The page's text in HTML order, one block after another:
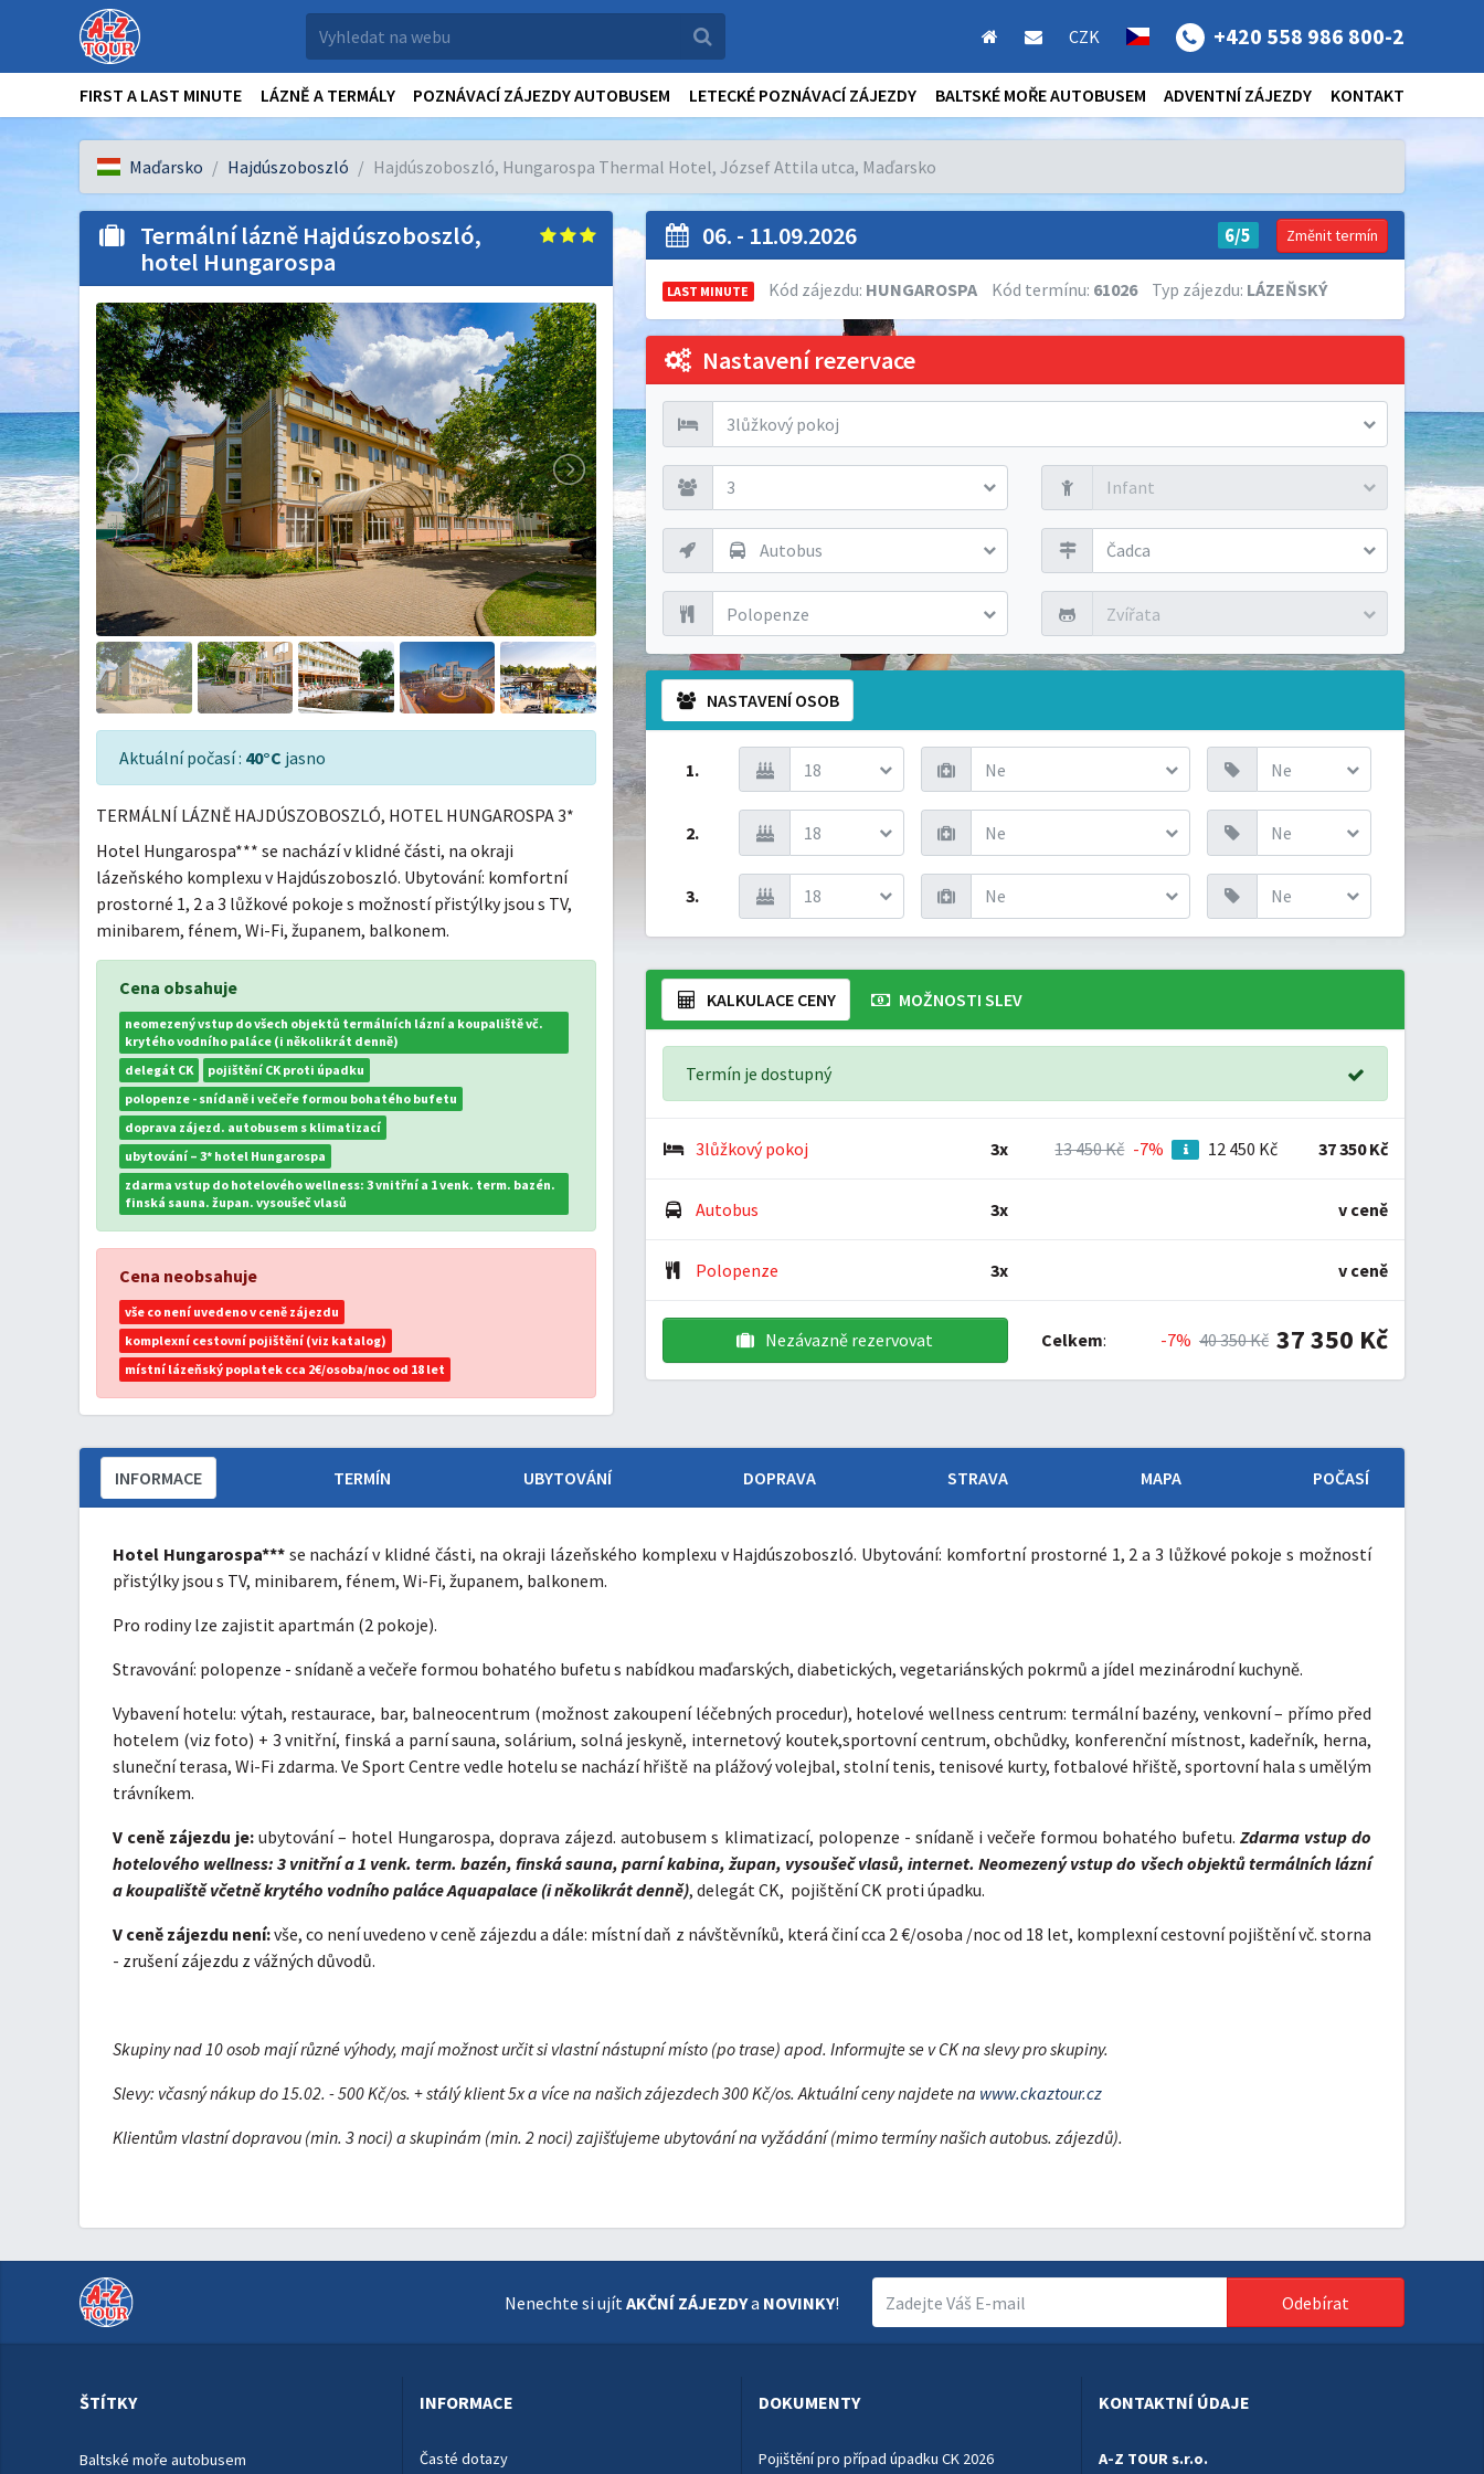
CZK +420 558 986 800-2
FIRST A LAST MINUTE LÁZNĚ A TERMÁLY POZNÁVACÍ ZÁJEZDY AUTOBUSEM LETECKÉ POZNÁVACÍ ZÁJEZDY BALTSKÉ MOŘE AUTOBUSEM ADVENTNÍ ZÁJEZDY KONTAKT
Maďarsko Hajdúszoboszló Hajdúszoboszló, Hungarospa Thermal Hotel, József Attila utca, Maďarsko
Termální lázně Hajdúszoboszló,
hotel Hungarospa
Aktuální počasí : 40°C jasno
TERMÁLNÍ LÁZNĚ HAJDÚSZOBOSZLÓ, HOTEL HUNGAROSPA 3*
Hotel Hungarospa*** se nachází v klidné části, na okraji
lázeňského komplexu v Hajdúszoboszló. Ubytování: komfortní
prostorné 1, 2 a 3 lůžkové pokoje s možností přistýlky jsou s TV,
minibarem, fénem, Wi-Fi, županem, balkonem.
Cena obsahuje
neomezený vstup do všech objektů termálních lázní a koupaliště vč.
krytého vodního paláce (i několikrát denně)
delegát CK
pojištění CK proti úpadku
polopenze - snídaně i večeře formou bohatého bufetu
doprava zájezd. autobusem s klimatizací
ubytování – 3* hotel Hungarospa
zdarma vstup do hotelového wellness: 3 vnitřní a 1 venk. term. bazén.
finská sauna. župan. vysoušeč vlasů
Cena neobsahuje
vše co není uvedeno v ceně zájezdu
komplexní cestovní pojištění (viz katalog)
místní lázeňský poplatek cca 2€/osoba/noc od 18 let
Změnit termín
6/5
06. - 11.09.2026
LAST MINUTE Kód zájezdu: HUNGAROSPA Kód termínu: 61026 Typ zájezdu: LÁZEŇSKÝ
Nastavení rezervace
3lůžkový pokoj
3 Infant
Autobus Čadca
Polopenze Zvířata
NASTAVENÍ OSOB
1. 18 Ne
Ne
2. 18 Ne
Ne
3. 18 Ne
Ne
KALKULACE CENY MOŽNOSTI SLEV
Termín je dostupný
3x
3lůžkový pokoj 13 450 Kč -7% 12 450 Kč 37 350 Kč
3x
Autobus v ceně
3x
Polopenze v ceně
Celkem: -7% 40 350 Kč 37 350 Kč
Nezávazně rezervovat
INFORMACE TERMÍN UBYTOVÁNÍ DOPRAVA STRAVA MAPA POČASÍ
Hotel Hungarospa***se nachází v klidné části, na okraji lázeňského komplexu v Hajdúszoboszló. Ubytování: komfortní prostorné 1, 2 a 3 lůžkové pokoje s možností
přistýlky jsou s TV, minibarem, fénem, Wi-Fi, županem, balkonem.
Pro rodiny lze zajistit apartmán (2 pokoje).
Stravování: polopenze - snídaně a večeře formou bohatého bufetu s nabídkou maďarských, diabetických, vegetariánských pokrmů a jídel mezinárodní kuchyně.
Vybavení hotelu: výtah, restaurace, bar, balneocentrum (možnost zakoupení léčebných procedur), hotelové wellness centrum: termální bazény, venkovní – přímo před
hotelem (viz foto) + 3 vnitřní, finská a parní sauna, solárium, solná jeskyně, internetový koutek,sportovní centrum, obchůdky, konferenční místnost, kadeřník, herna,
sluneční terasa, Wi-Fi zdarma. Ve Sport Centre vedle hotelu se nachází hřiště na plážový volejbal, stolní tenis, tenisové kurty, fotbalové hřiště, sportovní hala s umělým
trávníkem.
V ceně zájezdu je: ubytování – hotel Hungarospa, doprava zájezd. autobusem s klimatizací, polopenze - snídaně i večeře formou bohatého bufetu. Zdarma vstup do
hotelového wellness: 3 vnitřní a 1 venk. term. bazén, finská sauna, parní kabina, župan, vysoušeč vlasů, internet. Neomezený vstup do všech objektů termálních lázní
a koupaliště včetně krytého vodního paláce Aquapalace (i několikrát denně), delegát CK, pojištění CK proti úpadku.
V ceně zájezdu není:vše, co není uvedeno v ceně zájezdu a dále: místní daň z návštěvníků, která činí cca 2 €/osoba /noc od 18 let, komplexní cestovní pojištění vč. storna
- zrušení zájezdu z vážných důvodů.
Skupiny nad 10 osob mají různé výhody, mají možnost určit si vlastní nástupní místo (po trase) apod. Informujte se v CK na slevy pro skupiny.
Slevy: včasný nákup do 15.02. - 500 Kč/os. + stálý klient 5x a více na našich zájezdech 300 Kč/os. Aktuální ceny najdete na www.ckaztour.cz
Klientům vlastní dopravou (min. 3 noci) a skupinám (min. 2 noci) zajišťujeme ubytování na vyžádání (mimo termíny našich autobus. zájezdů).
Nenechte si ujít AKČNÍ ZÁJEZDYa NOVINKY! Odebírat
ŠTÍTKY
Baltské moře autobusem
INFORMACE
Časté dotazy
DOKUMENTY
Pojištění pro případ úpadku CK 2026
KONTAKTNÍ ÚDAJE
A-Z TOUR s.r.o.